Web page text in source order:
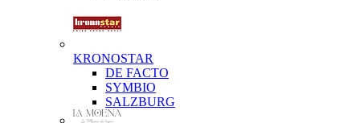
KRONOSTAR
DE FACTO
SYMBIO
SALZBURG